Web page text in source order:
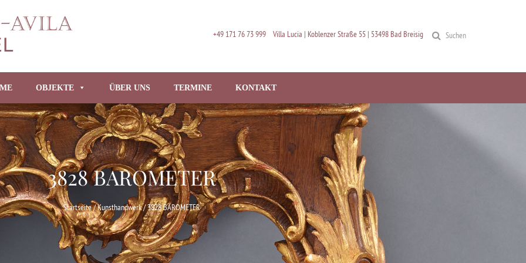
+49 171 76 73 999 Villa Lucia | Koblenzer Straße 55 | 53498 Bad Breisig Suchen
OBJEKTE ÜBER UNS TERMINE KONTAKT
3828 BAROMETER
Startseite/Kunsthandwerk/ 3828 BAROMETER